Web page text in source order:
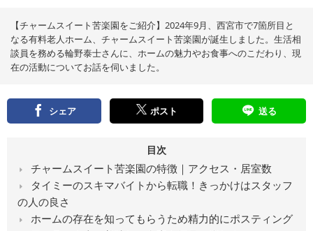
【チャームスイート苦楽園をご紹介】2024年9月、西宮市で7箇所目と
なる有料老人ホーム、チャームスイート苦楽園が誕生しました。生活相
談員を務める輪野泰士さんに、ホームの魅力やお食事へのこだわり、現
在の活動についてお話を伺いました。
シェア ポスト 送る
目次
チャームスイート苦楽園の特徴｜アクセス・居室数
タイミーのスキマバイトから転職！きっかけはスタッフ
の人の良さ
ホームの存在を知ってもらうため精力的にポスティング